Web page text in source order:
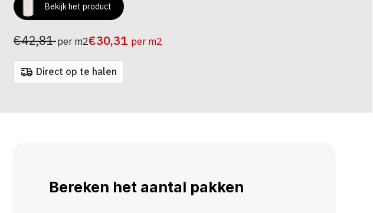
Bekijk het product
€42,81per m2€30,31 per m2
Direct op te halen
Bereken het aantal pakken